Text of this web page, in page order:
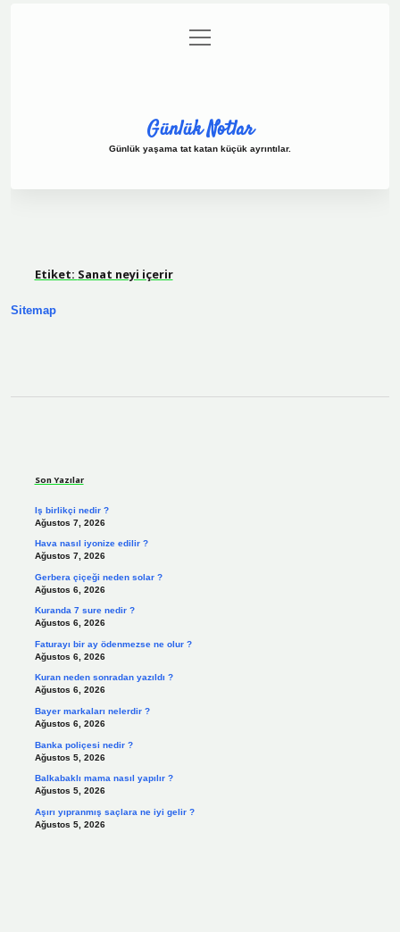
Gizlilik Politikası
menüyü
aç
Günlük Notlar
Günlük yaşama tat katan küçük ayrıntılar.
Etiket: Sanat neyi içerir
Sitemap
Son Yazılar
Iş birlikçi nedir ?
Ağustos 7, 2026
Hava nasıl iyonize edilir ?
Ağustos 7, 2026
Gerbera çiçeği neden solar ?
Ağustos 6, 2026
Kuranda 7 sure nedir ?
Ağustos 6, 2026
Faturayı bir ay ödenmezse ne olur ?
Ağustos 6, 2026
Kuran neden sonradan yazıldı ?
Ağustos 6, 2026
Bayer markaları nelerdir ?
Ağustos 6, 2026
Banka poliçesi nedir ?
Ağustos 5, 2026
Balkabaklı mama nasıl yapılır ?
Ağustos 5, 2026
Aşırı yıpranmış saçlara ne iyi gelir ?
Ağustos 5, 2026